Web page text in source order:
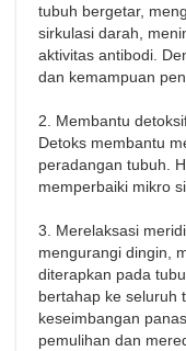
tubuh bergetar,
sirkulasi darah,
aktivitas antibodi.
dan kemampuan
2. Membantu
Detoks membantu
peradangan tubuh.
memperbaiki mikro
3. Merelaksasi
mengurangi dingin,
diterapkan pada
bertahap ke seluruh
keseimbangan
pemulihan dan